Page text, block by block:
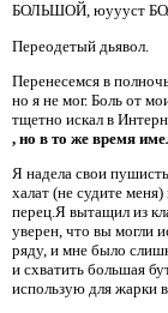
БОЛЬШОЙ, юуууст
Переодетый дьявол.
Перенесемся в
но я не мог. Боль от
тщетно искал в
, но в то же время
Я надела свои
халат (не судите
перец.Я вытащил из
уверен, что вы могли
ряду, и мне было
и схватить большая
использую для жарки